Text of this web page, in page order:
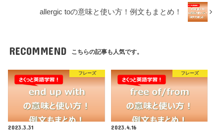
allergic toの意味と使い方！例文もまとめ！
RECOMMEND こちらの記事も人気です。
フレーズ
2023.3.31
フレーズ
2023.4.16